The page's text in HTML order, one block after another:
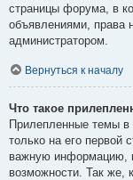
страницы форума, в
объявлениями, права
администратором.
Вернуться к началу
Что такое
Прилепленные темы в
только на его первой
важную информацию,
возможности. Так же,